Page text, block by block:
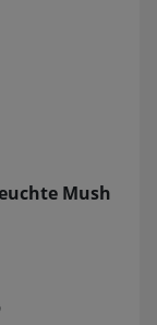
Mush